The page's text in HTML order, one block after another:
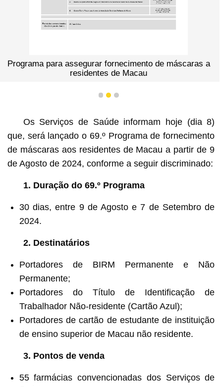
Programa para assegurar fornecimento de máscaras a
residentes de Macau
1 2 3
Os Serviços de Saúde informam hoje (dia 8)
que, será lançado o 69.º Programa de fornecimento
de máscaras aos residentes de Macau a partir de 9
de Agosto de 2024, conforme a seguir discriminado:
1. Duração do 69.º Programa
30 dias, entre 9 de Agosto e 7 de Setembro de
2024.
2. Destinatários
Portadores de BIRM Permanente e Não
Permanente;
Portadores do Título de Identificação de
Trabalhador Não-residente (Cartão Azul);
Portadores de cartão de estudante de instituição
de ensino superior de Macau não residente.
3. Pontos de venda
55 farmácias convencionadas dos Serviços de